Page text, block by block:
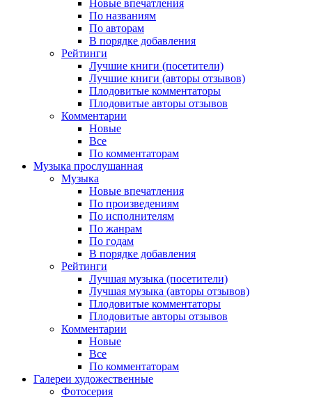
Новые впечатления
По названиям
По авторам
В порядке добавления
Рейтинги
Лучшие книги (посетители)
Лучшие книги (авторы отзывов)
Плодовитые комментаторы
Плодовитые авторы отзывов
Комментарии
Новые
Все
По комментаторам
Музыка прослушанная
Музыка
Новые впечатления
По произведениям
По исполнителям
По жанрам
По годам
В порядке добавления
Рейтинги
Лучшая музыка (посетители)
Лучшая музыка (авторы отзывов)
Плодовитые комментаторы
Плодовитые авторы отзывов
Комментарии
Новые
Все
По комментаторам
Галереи художественные
Фотосерия